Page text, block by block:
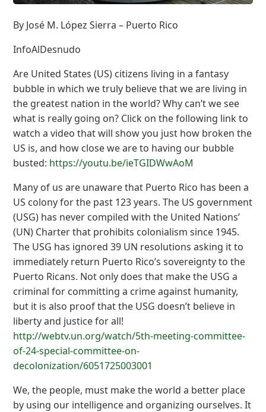
By José M. López Sierra – Puerto Rico
InfoAlDesnudo
Are United States (US) citizens living in a fantasy
bubble in which we truly believe that we are living in
the greatest nation in the world? Why can’t we see
what is really going on? Click on the following link to
watch a video that will show you just how broken the
US is, and how close we are to having our bubble
busted: https://youtu.be/ieTGIDWwAoM
Many of us are unaware that Puerto Rico has been a
US colony for the past 123 years. The US government
(USG) has never compiled with the United Nations’
(UN) Charter that prohibits colonialism since 1945.
The USG has ignored 39 UN resolutions asking it to
immediately return Puerto Rico’s sovereignty to the
Puerto Ricans. Not only does that make the USG a
criminal for committing a crime against humanity,
but it is also proof that the USG doesn’t believe in
liberty and justice for all!
http://webtv.un.org/watch/5th-meeting-committee-
of-24-special-committee-on-
decolonization/6051725003001
We, the people, must make the world a better place
by using our intelligence and organizing ourselves. It